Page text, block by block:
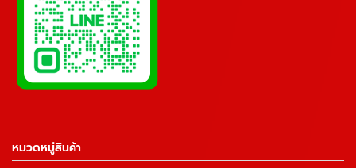
หมวดหมู่สินค้า